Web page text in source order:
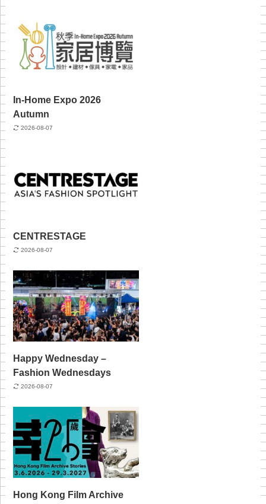
In-Home Expo 2026
Autumn
2026-08-07
CENTRESTAGE
2026-08-07
Happy Wednesday –
Fashion Wednesdays
2026-08-07
Hong Kong Film Archive